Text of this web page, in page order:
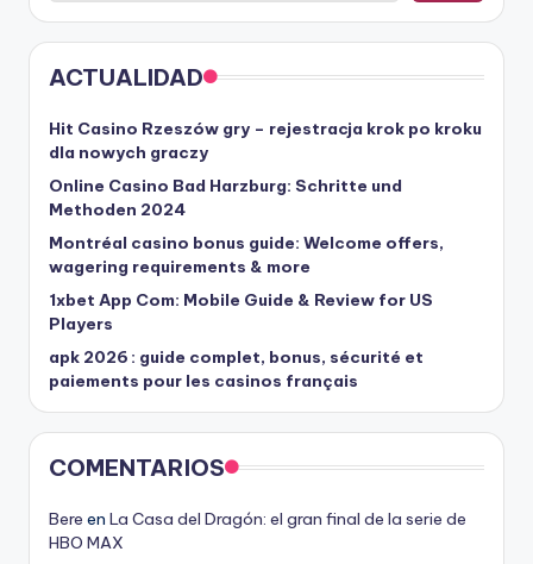
ACTUALIDAD
Hit Casino Rzeszów gry – rejestracja krok po kroku
dla nowych graczy
Online Casino Bad Harzburg: Schritte und
Methoden 2024
Montréal casino bonus guide: Welcome offers,
wagering requirements & more
1xbet App Com: Mobile Guide & Review for US
Players
apk 2026 : guide complet, bonus, sécurité et
paiements pour les casinos français
COMENTARIOS
Bere en La Casa del Dragón: el gran final de la serie de
HBO MAX